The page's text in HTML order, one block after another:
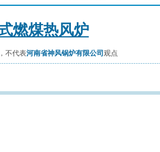
燃煤热风炉
不代表河南省神风锅炉有限公司 观点